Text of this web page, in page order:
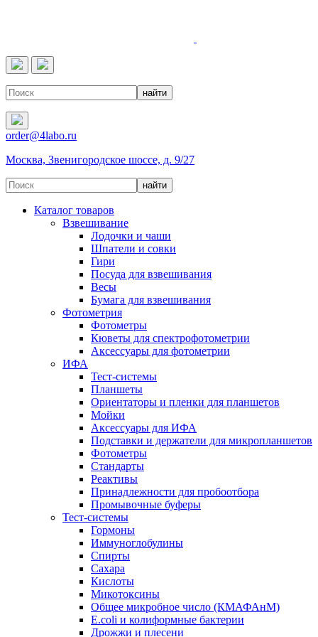
order@4labo.ru
Москва, Звенигородское шоссе, д. 9/27
Каталог товаров
Взвешивание
Лодочки и чаши
Шпатели и совки
Гири
Посуда для взвешивания
Весы
Бумага для взвешивания
Фотометрия
Фотометры
Кюветы для спектрофотометрии
Аксессуары для фотометрии
ИФА
Тест-системы
Планшеты
Ориентаторы и пленки для планшетов
Мойки
Аксессуары для ИФА
Подставки и держатели для микропланшетов
Фотометры
Стандарты
Реактивы
Принадлежности для пробоотбора
Промывочные буферы
Тест-системы
Гормоны
Иммуноглобулины
Спирты
Сахара
Кислоты
Микотоксины
Общее микробное число (КМАФАнМ)
E.coli и колиформные бактерии
Дрожжи и плесени